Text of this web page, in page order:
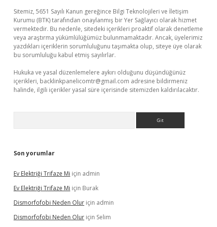
Sitemiz, 5651 Sayılı Kanun gereğince Bilgi Teknolojileri ve İletişim
Kurumu (BTK) tarafından onaylanmış bir Yer Sağlayıcı olarak hizmet
vermektedir. Bu nedenle, sitedeki içerikleri proaktif olarak denetleme
veya araştırma yükümlülüğümüz bulunmamaktadır. Ancak, üyelerimiz
yazdıkları içeriklerin sorumluluğunu taşımakta olup, siteye üye olarak
bu sorumluluğu kabul etmiş sayılırlar.
Hukuka ve yasal düzenlemelere aykırı olduğunu düşündüğünüz
içerikleri, backlinkpanelicomtr@gmail.com adresine bildirmeniz
halinde, ilgili içerikler yasal süre içerisinde sitemizden kaldırılacaktır.
Son yorumlar
Ev Elektriği Trifaze Mi için admin
Ev Elektriği Trifaze Mi için Burak
Dismorfofobi Neden Olur için admin
Dismorfofobi Neden Olur için Selim